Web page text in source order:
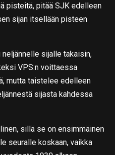
pisteitä, pitää SJK edelleen
sijan itsellään pisteen
sijalle takaisin,
VPS:n voittaessa
mutta taistelee edelleen
sijasta kahdessa
sillä se on ensimmäinen
seuralle koskaan, vaikka